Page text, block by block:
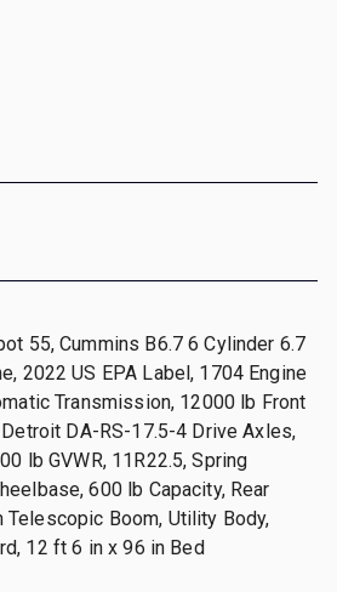
55, Cummins B6.7 6 Cylinder 6.7
2022 US EPA Label, 1704 Engine
Transmission, 12000 lb Front
DA-RS-17.5-4 Drive Axles,
lb GVWR, 11R22.5, Spring
600 lb Capacity, Rear
Telescopic Boom, Utility Body,
12 ft 6 in x 96 in Bed